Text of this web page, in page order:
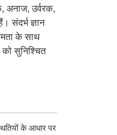
अनाज, उर्वरक,
संदर्भ ज्ञान
के साथ
सुनिश्चित
के आधार पर